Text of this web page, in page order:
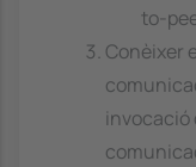
to-
Conèixer
invocació